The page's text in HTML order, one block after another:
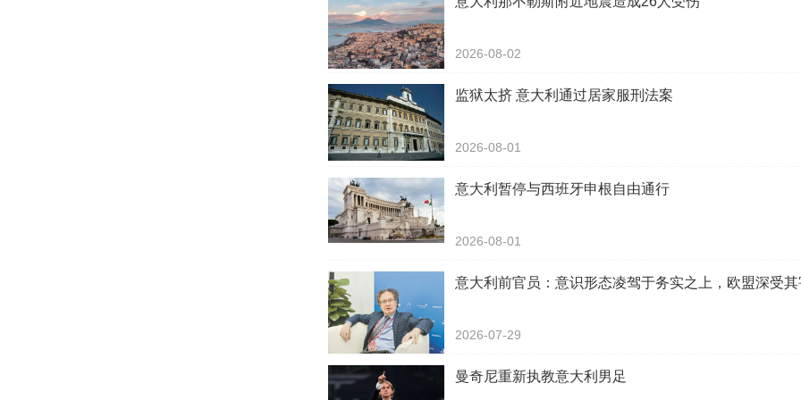
2026-08-02
监狱太挤 意大利通过居家服刑法案
2026-08-01
意大利暂停与西班牙申根自由通行
2026-08-01
意大利前官员：意识形态凌驾于务实之上，欧盟深受其
2026-07-29
曼奇尼重新执教意大利男足